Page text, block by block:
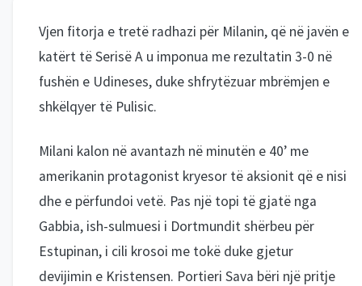
Vjen fitorja e tretë radhazi për Milanin, që në javën e
katërt të Serisë A u imponua me rezultatin 3-0 në
fushën e Udineses, duke shfrytëzuar mbrëmjen e
shkëlqyer të Pulisic.
Milani kalon në avantazh në minutën e 40’ me
amerikanin protagonist kryesor të aksionit që e nisi
dhe e përfundoi vetë. Pas një topi të gjatë nga
Gabbia, ish-sulmuesi i Dortmundit shërbeu për
Estupinan, i cili krosoi me tokë duke gjetur
devijimin e Kristensen. Portieri Sava bëri një pritje